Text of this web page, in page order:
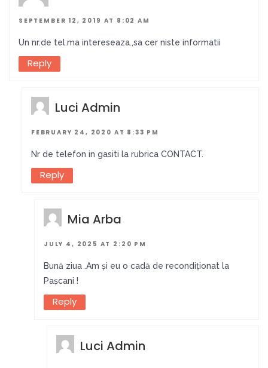
SEPTEMBER 12, 2019 AT 8:02 AM
Un nr.de tel.ma intereseaza.,sa cer niste informatii
Reply
Luci Admin
FEBRUARY 24, 2020 AT 8:33 PM
Nr de telefon in gasiti la rubrica CONTACT.
Reply
Mia Arba
JULY 4, 2025 AT 2:20 PM
Bună ziua .Am și eu o cadă de recondiționat la
Pașcani !
Reply
Luci Admin